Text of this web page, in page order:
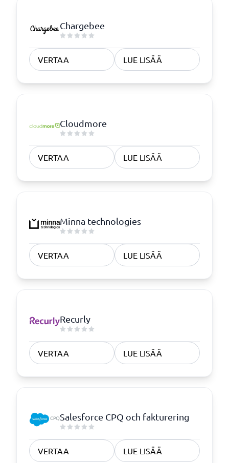
Chargebee
VERTAA LUE LISÄÄ
Cloudmore
VERTAA LUE LISÄÄ
Minna technologies
VERTAA LUE LISÄÄ
Recurly
VERTAA LUE LISÄÄ
Salesforce CPQ och fakturering
VERTAA LUE LISÄÄ